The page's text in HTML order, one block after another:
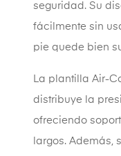
seguridad. Su
fácilmente sin
pie quede bien
La plantilla Air-
distribuye la
ofreciendo
largos. Además,